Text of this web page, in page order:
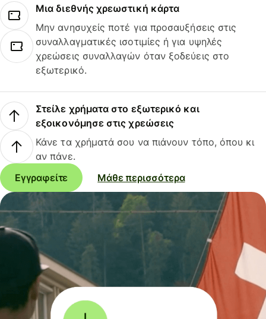
Μια διεθνής χρεωστική κάρτα
Μην ανησυχείς ποτέ για προσαυξήσεις στις
συναλλαγματικές ισοτιμίες ή για υψηλές
χρεώσεις συναλλαγών όταν ξοδεύεις στο
εξωτερικό.
Στείλε χρήματα στο εξωτερικό και
εξοικονόμησε στις χρεώσεις
Κάνε τα χρήματά σου να πιάνουν τόπο, όπου κι
αν πάνε.
Εγγραφείτε
Μάθε περισσότερα